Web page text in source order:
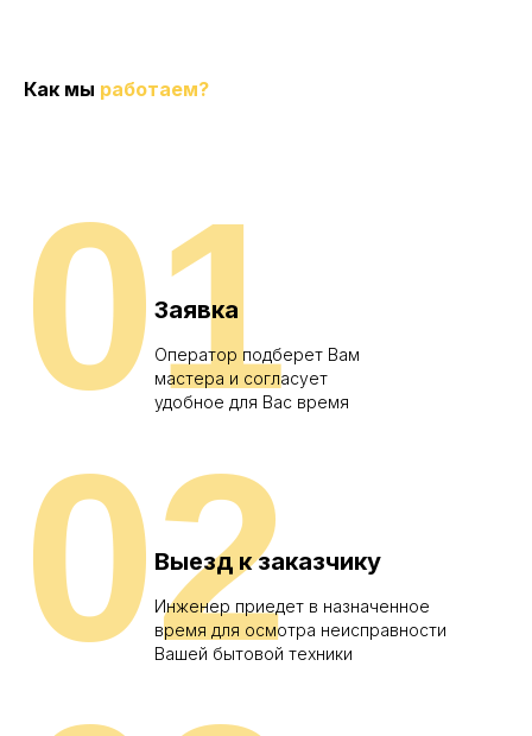
Как мы работаем?
Заявка
Оператор подберет Вам
мастера и согласует
удобное для Вас время
01
Выезд к заказчику
Инженер приедет в назначенное
время для осмотра неисправности
Вашей бытовой техники
02